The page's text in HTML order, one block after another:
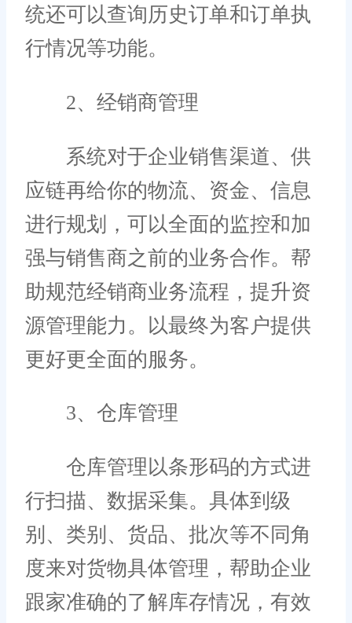
统还可以查询历史订单和订单执
行情况等功能。
2、经销商管理
系统对于企业销售渠道、供
应链再给你的物流、资金、信息
进行规划，可以全面的监控和加
强与销售商之前的业务合作。帮
助规范经销商业务流程，提升资
源管理能力。以最终为客户提供
更好更全面的服务。
3、仓库管理
仓库管理以条形码的方式进
行扫描、数据采集。具体到级
别、类别、货品、批次等不同角
度来对货物具体管理，帮助企业
跟家准确的了解库存情况，有效